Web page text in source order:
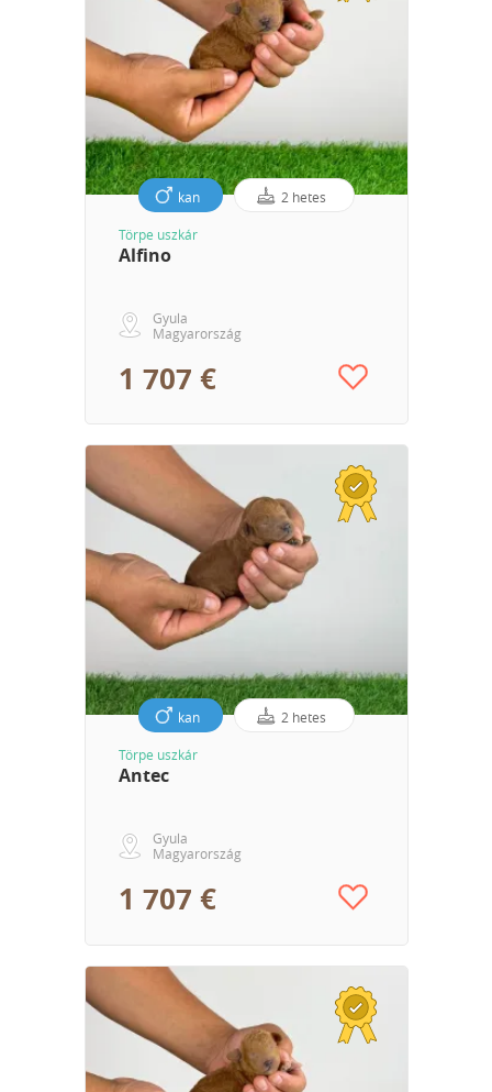
kan 2 hetes
Törpe uszkár
Alfino
Gyula
Magyarország
1 707 €
kan 2 hetes
Törpe uszkár
Antec
Gyula
Magyarország
1 707 €